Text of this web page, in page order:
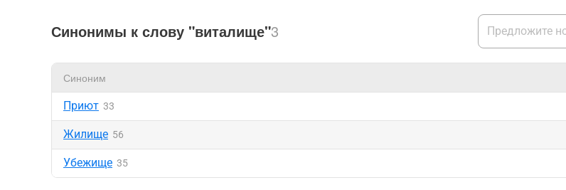
Синонимы к слову "виталище"3
Синоним
Приют 33
Жилище 56
Убежище 35